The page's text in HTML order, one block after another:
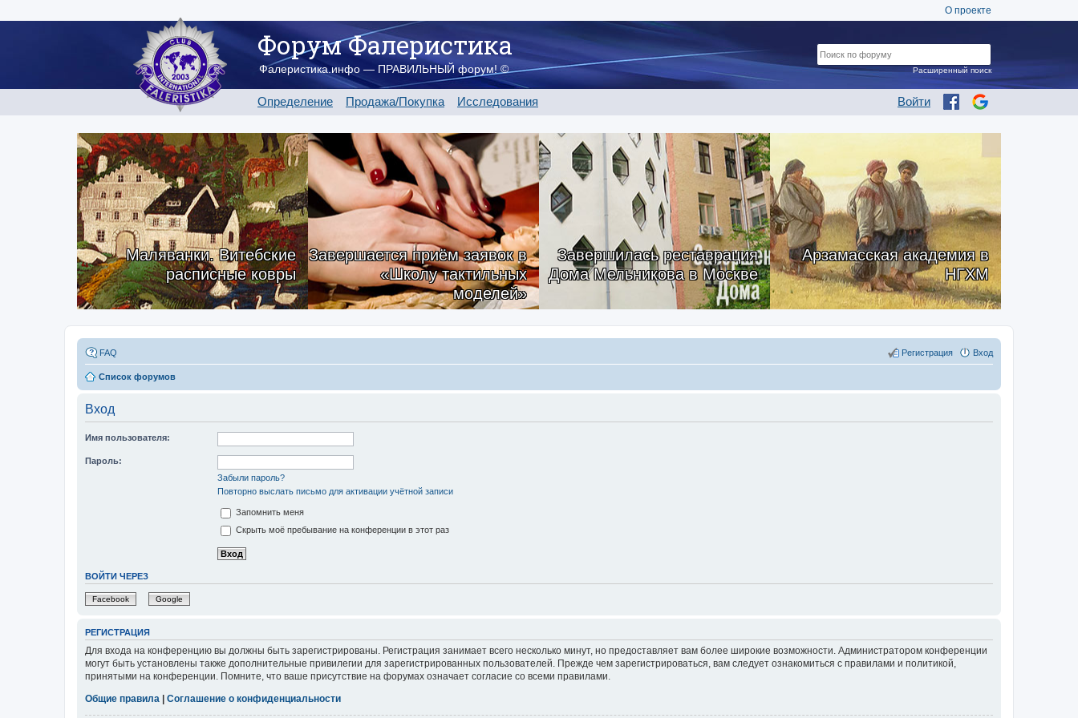
О проекте
Форум Фалеристика
Фалеристика.инфо — ПРАВИЛЬНЫЙ форум! ©
Определение Продажа/Покупка Исследования Войти
Расширенный поиск
Маляванки. Витебские
расписные ковры
Завершается приём заявок в
«Школу тактильных
моделей»
Завершилась реставрация
Дома Мельникова в Москве
Арзамасская академия в
НГХМ
FAQ Вход
Регистрация
Список форумов
Вход
Имя пользователя:
Пароль:
Забыли пароль?
Повторно выслать письмо для активации учётной записи
Запомнить меня
Скрыть моё пребывание на конференции в этот раз
ВОЙТИ ЧЕРЕЗ
Facebook Google
РЕГИСТРАЦИЯ
Для входа на конференцию вы должны быть зарегистрированы. Регистрация занимает всего несколько минут, но предоставляет вам более широкие возможности. Администратором конференции
могут быть установлены также дополнительные привилегии для зарегистрированных пользователей. Прежде чем зарегистрироваться, вам следует ознакомиться с правилами и политикой,
принятыми на конференции. Помните, что ваше присутствие на форумах означает согласие со всеми правилами.
Общие правила
Соглашение о конфиденциальности